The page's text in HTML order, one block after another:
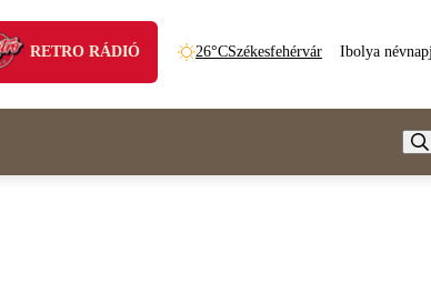
RETRO RÁDIÓ 26°CSzékesfehérvár Ibolya